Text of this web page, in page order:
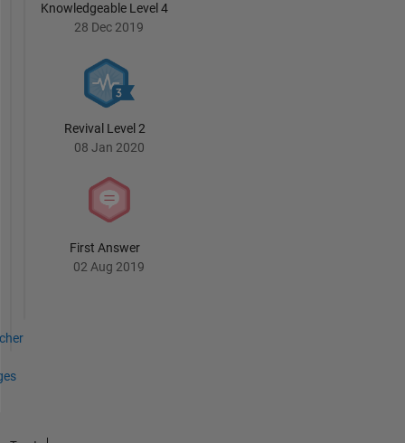
DISCLAIMER:
Knowledgeable Level 4
28 Dec 2019
Revival Level 2
08 Jan 2020
First Answer
02 Aug 2019